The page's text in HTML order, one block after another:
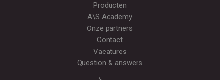
Producten
A\S Academy
Onze partners
Contact
Vacatures
Question & answers